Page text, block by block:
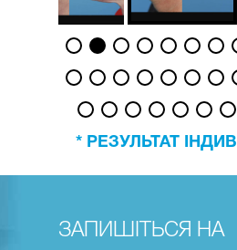
можуть бути
температури, таких як
можуть лікуватися тільки
Будь-яке активне
екзема, висипання).
* РЕЗУЛЬТАТ
ЗАПИШІТЬСЯ НА